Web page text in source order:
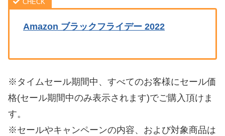
Amazon ブラックフライデー 2022
※タイムセール期間中、すべてのお客様にセール価
格(セール期間中のみ表示されます)でご購入頂けま
す。
※セールやキャンペーンの内容、および対象商品は